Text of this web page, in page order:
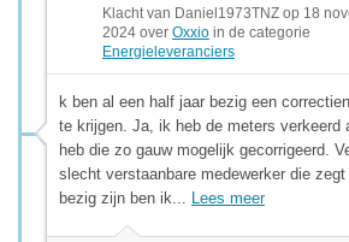
Klacht van Daniel1973TNZ op 18
2024 over Oxxio in de categorie
Energieleveranciers
k ben al een half jaar bezig een
te krijgen. Ja, ik heb de meters verkeerd
heb die zo gauw mogelijk gecorrigeerd.
slecht verstaanbare medewerker die
bezig zijn ben ik... Lees meer